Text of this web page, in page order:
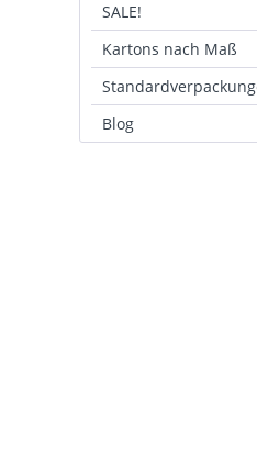
SALE!
Kartons nach Maß
Blog